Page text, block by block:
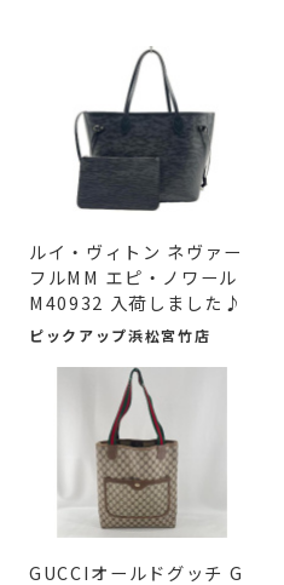
ルイ・ヴィトン ネヴァー
フルMM エピ・ノワール
M40932 入荷しました♪
ピックアップ浜松宮竹店
GUCCIオールドグッチ G